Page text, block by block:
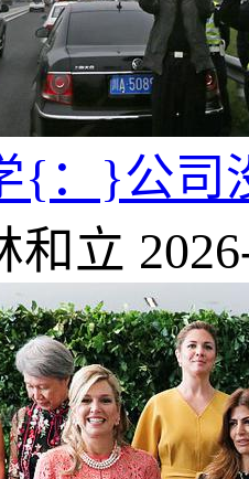
{：}公司
和立